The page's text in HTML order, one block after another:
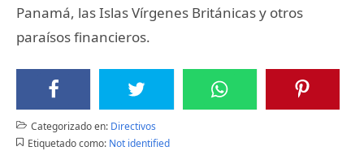
Panamá, las Islas Vírgenes Británicas y otros
paraísos financieros.
Categorizado en: Directivos
Etiquetado como: Not identified